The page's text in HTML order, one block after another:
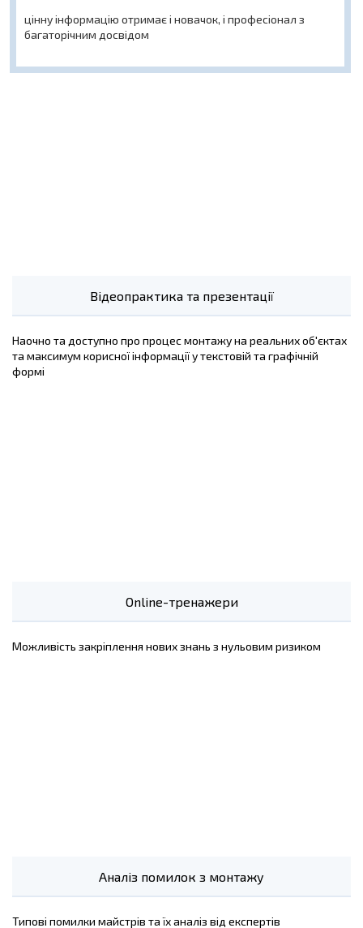
цінну інформацію отримає і новачок, і професіонал з
багаторічним досвідом
Відеопрактика та презентації
Наочно та доступно про процес монтажу на реальних об'єктах
та максимум корисної інформації у текстовій та графічній
формі
Online-тренажери
Можливість закріплення нових знань з нульовим ризиком
Аналіз помилок з монтажу
Типові помилки майстрів та їх аналіз від експертів